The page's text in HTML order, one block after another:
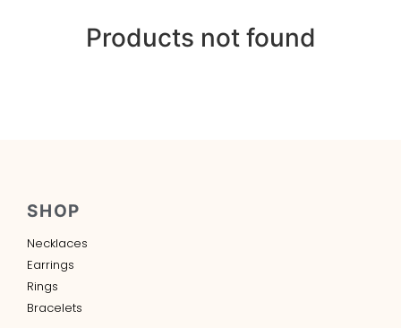
Products not found
SHOP
Necklaces
Earrings
Rings
Bracelets